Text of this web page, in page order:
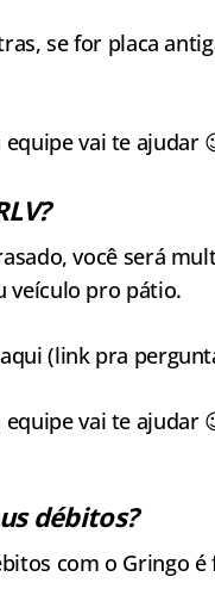
se for placa
vai te ajudar
você será
veículo pro pátio.
(link pra
vai te ajudar
débitos?
com o Gringo é